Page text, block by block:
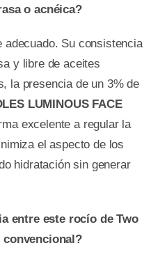
o acnéica?
Su consistencia
y libre de aceites
la presencia de un 3% de
LUMINOUS FACE
excelente a regular la
el aspecto de los
hidratación sin generar
entre este rocío de Two
convencional?